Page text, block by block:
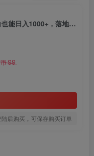
靠抖音无人直播，卖编绳教程，小白也能日入1000+，落地保姆级教程
99
后购买，可保存购买订单